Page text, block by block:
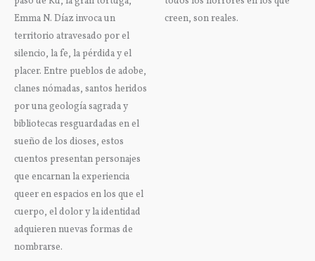
Emma N. Díaz invoca un
territorio atravesado por el
silencio, la fe, la pérdida y el
placer. Entre pueblos de adobe,
clanes nómadas, santos heridos
por una geología sagrada y
bibliotecas resguardadas en el
sueño de los dioses, estos
cuentos presentan personajes
que encarnan la experiencia
queer en espacios en los que el
cuerpo, el dolor y la identidad
adquieren nuevas formas de
nombrarse.
creen, son reales.